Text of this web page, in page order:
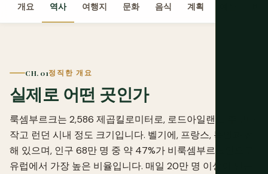
개요 역사 여행지 문화 음식 계획
CH. 01정직한 개요
실제로 어떤 곳인가
룩셈부르크는 2,586 제곱킬로미터로, 로드아일랜드 주보다
작고 런던 시내 정도 크기입니다. 벨기에, 프랑스, 독일과 접
해 있으며, 인구 68만 명 중 약 47%가 비룩셈부르크인으로
유럽에서 가장 높은 비율입니다. 매일 20만 명 이상이 인근